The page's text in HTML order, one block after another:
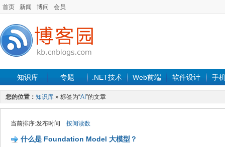
首页 新闻 博问 会员
知识库 专题 .NET技术 Web前端 软件设计 手
您的位置： 知识库 » 标签为“AI ”的文章
当前排序:发布时间 按阅读数
什么是 Foundation Model 大模型？